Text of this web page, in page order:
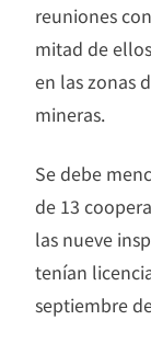
reuniones
mitad de
en las zonas
mineras.
Se debe
de 13
las nueve
tenían
septiembre